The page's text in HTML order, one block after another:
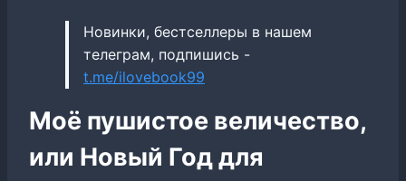
Новинки, бестселлеры в нашем
телеграм, подпишись -
t.me/ilovebook99
Моё пушистое величество,
или Новый Год для